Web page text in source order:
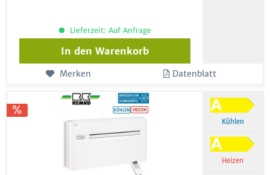
Lieferzeit: Auf Anfrage
In den Warenkorb
Merken Datenblatt
Kühlen
Heizen